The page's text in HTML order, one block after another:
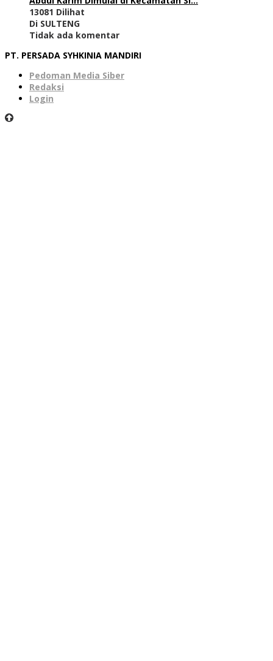
13081 Dilihat
Di SULTENG
Tidak ada komentar
PT. PERSADA SYHKINIA MANDIRI
Pedoman Media Siber
Redaksi
Login